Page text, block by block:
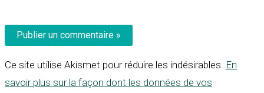
Ce site utilise Akismet pour réduire les indésirables. En
savoir plus sur la façon dont les données de vos